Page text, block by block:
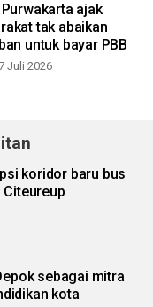
ajak
tak abaikan
untuk bayar PBB
Juli 2026
koridor baru bus
Citeureup
sebagai mitra
kota